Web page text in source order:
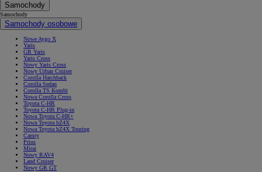
Samochody
Samochody
Samochody osobowe
Nowe Aygo X
Yaris
GR Yaris
Yaris Cross
Nowy Yaris Cross
Nowy Urban Cruiser
Corolla Hatchback
Corolla Sedan
Corolla TS Kombi
Nowa Corolla Cross
Toyota C-HR
Toyota C-HR Plug-in
Nowa Toyota C-HR+
Nowa Toyota bZ4X
Nowa Toyota bZ4X Touring
Camry
Prius
Mirai
Nowy RAV4
Land Cruiser
Nowy GR GT